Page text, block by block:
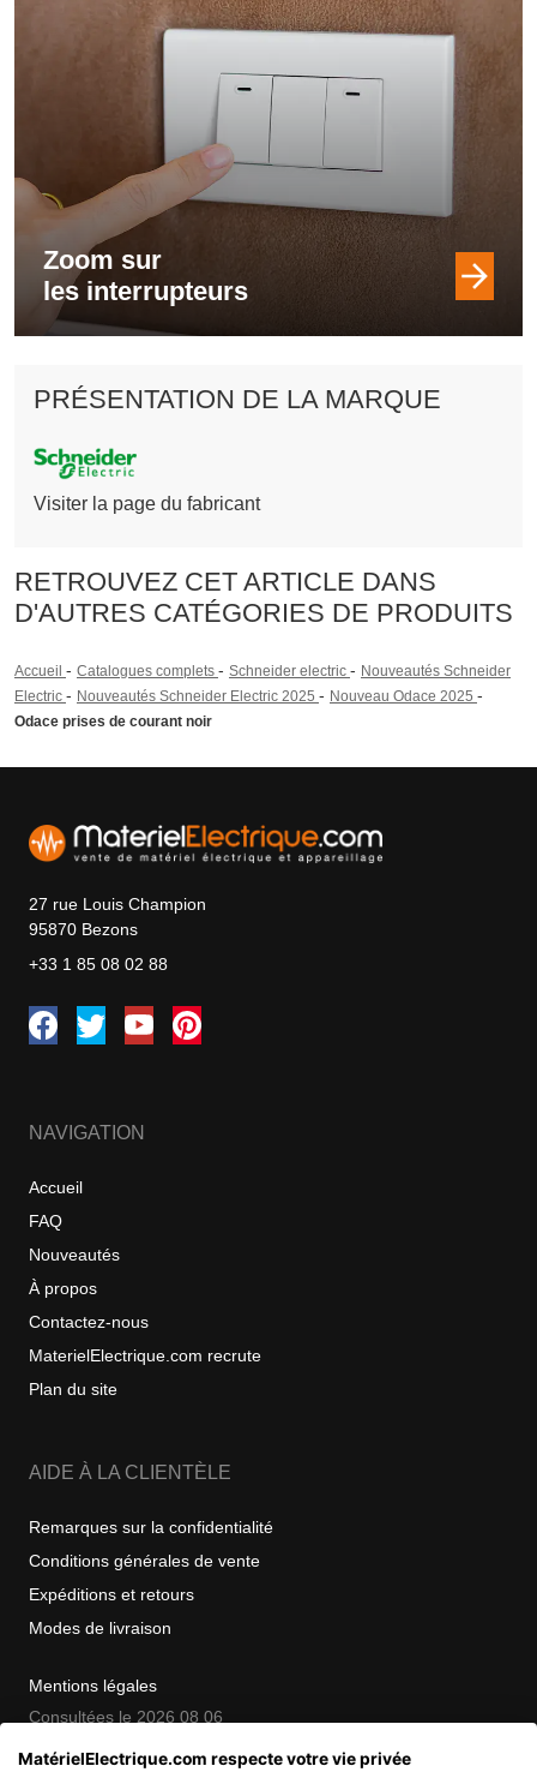
Zoom sur
les interrupteurs
PRÉSENTATION DE LA MARQUE
Visiter la page du fabricant
RETROUVEZ CET ARTICLE DANS
D'AUTRES CATÉGORIES DE PRODUITS
Accueil - Catalogues complets - Schneider electric - Nouveautés Schneider
Electric - Nouveautés Schneider Electric 2025 - Nouveau Odace 2025 -
Odace prises de courant noir
27 rue Louis Champion
95870 Bezons
+33 1 85 08 02 88
NAVIGATION
Accueil
FAQ
Nouveautés
À propos
Contactez-nous
MaterielElectrique.com recrute
Plan du site
AIDE À LA CLIENTÈLE
Remarques sur la confidentialité
Conditions générales de vente
Expéditions et retours
Modes de livraison
Mentions légales
Consultées le 2026 08 06
MatérielElectrique.com respecte votre vie privée